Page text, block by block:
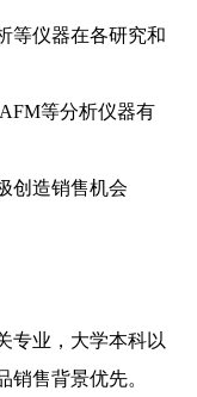
等仪器在各研究和
等分析仪器有
创造销售机会
专业，大学本科以
销售背景优先。